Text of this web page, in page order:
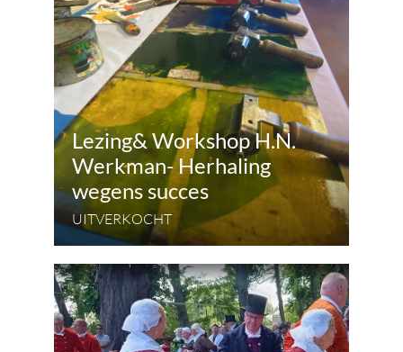
Lezing& Workshop H.N.
Werkman- Herhaling
wegens succes
UITVERKOCHT